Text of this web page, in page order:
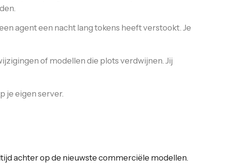
agent een nacht lang tokens heeft verstookt. Je
of modellen die plots verdwijnen. Jij
je eigen server.
achter op de nieuwste commerciële modellen.